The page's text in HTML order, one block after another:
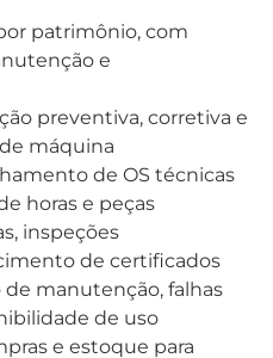
patrimônio, com
e
preventiva, corretiva e
máquina
de OS técnicas
horas e peças
inspeções
de certificados
manutenção, falhas
de uso
e estoque para